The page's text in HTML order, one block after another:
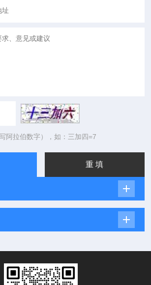
阿拉伯数字），如：三加四=7